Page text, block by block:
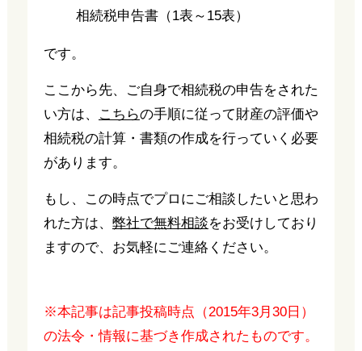
相続税申告書（1表～15表）
です。
ここから先、ご自身で相続税の申告をされた
い方は、
こちらの手順に従って財産の評価や
相続税の計算・書類の作成を行っていく必要
があります。
もし、この時点でプロにご相談したいと思わ
れた方は、 弊社で無料相談をお受けしており
ますので、お気軽にご連絡ください。
※本記事は記事投稿時点（2015年3月30日）
の法令・情報に基づき作成されたものです。